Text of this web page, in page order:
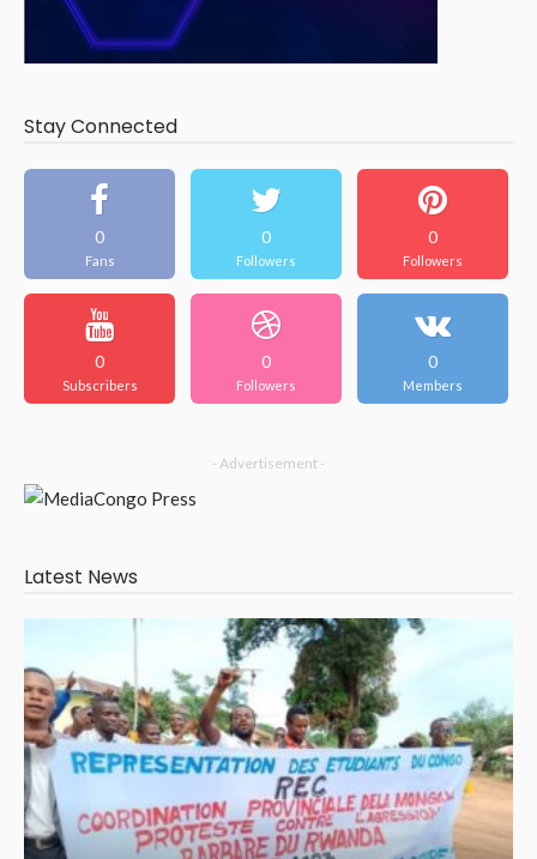
Stay Connected
0
Fans
0
Followers
0
Followers
0
Subscribers
0
Followers
0
Members
- Advertisement -
Latest News